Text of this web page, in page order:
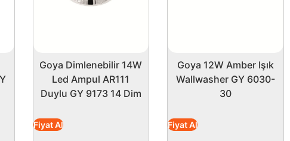
sık sık lamba değiştirme ihtiyacını ortadan
montaj kolaylığı sağlar, böylece her alanda rahatlıkla
bütçenizi korurken, şıklığı ile iç mekanlarınızı da
Goya Dimlenebilir 14W
Led Ampul AR111
Duylu GY 9173 14 Dim
Fiyat Al
Goya 12W Amber Işık
Wallwasher GY 6030-
30
Fiyat Al